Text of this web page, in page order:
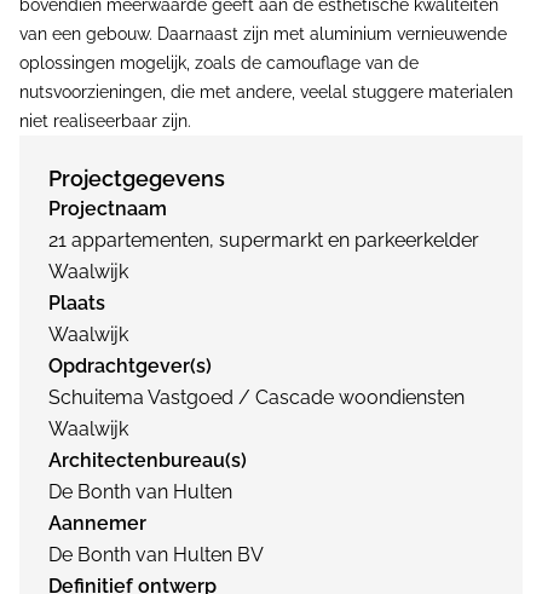
bovendien meerwaarde geeft aan de esthetische kwaliteiten
van een gebouw. Daarnaast zijn met aluminium vernieuwende
oplossingen mogelijk, zoals de camouflage van de
nutsvoorzieningen, die met andere, veelal stuggere materialen
niet realiseerbaar zijn.
Projectgegevens
Projectnaam
21 appartementen, supermarkt en parkeerkelder
Waalwijk
Plaats
Waalwijk
Opdrachtgever(s)
Schuitema Vastgoed / Cascade woondiensten
Waalwijk
Architectenbureau(s)
De Bonth van Hulten
Aannemer
De Bonth van Hulten BV
Definitief ontwerp